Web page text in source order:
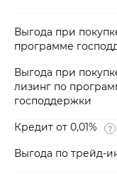
Выгода при
программе
Выгода при
лизинг по
господдержки
Кредит от 0,01%
Выгода по трейд-